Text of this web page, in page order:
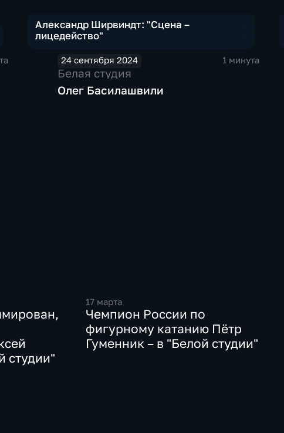
Александр Ширвиндт: "Сцена –
лицедейство"
24 сентября 2024 1 минута
Белая студия
Олег Басилашвили
студии"
17 марта
Чемпион России по
фигурному катанию Пётр
Гуменник – в "Белой студии"